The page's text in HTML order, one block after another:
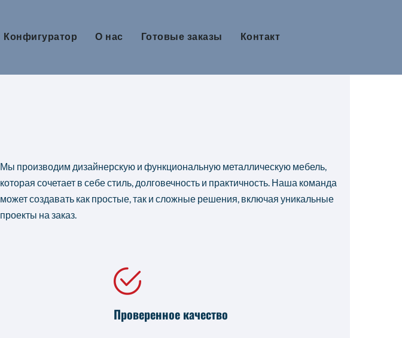
Конфигуратор О нас Готовые заказы Контакт
Мы производим дизайнерскую и функциональную металлическую мебель,
которая сочетает в себе стиль, долговечность и практичность. Наша команда
может создавать как простые, так и сложные решения, включая уникальные
проекты на заказ.
Проверенное качество